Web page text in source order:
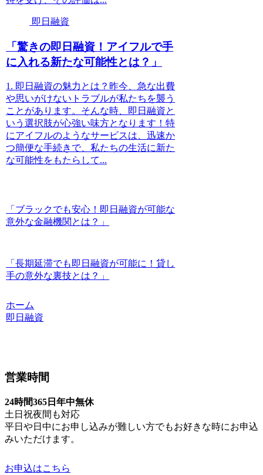
即日融資
「驚きの即日融資！アイフルで手
に入れる新たな可能性とは？」
1. 即日融資の魅力とは？昨今、急な出費
や思いがけないトラブルが私たちを襲う
ことがあります。そんな時、即日融資と
いう選択肢が心強い味方となります！特
にアイフルのようなサービスは、迅速か
つ簡便な手続きで、私たちの生活に新た
な可能性をもたらして...
「ブラックでも安心！即日融資が可能な
意外な金融機関とは？」
「長期延滞でも即日融資が可能に！貸し
手の意外な裏技とは？」
ホーム
即日融資
営業時間
24時間365日年中無休
土日祝夜間も対応
平日や日中にお申し込みが難しい方でもお好きな時にお申込
みいただけます。
お申込はこちら